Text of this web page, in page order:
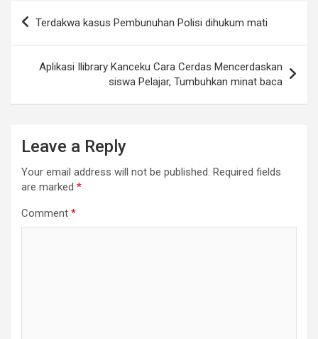
Post
Terdakwa kasus Pembunuhan Polisi dihukum mati
Aplikasi Ilibrary Kanceku Cara Cerdas Mencerdaskan
siswa Pelajar, Tumbuhkan minat baca
Leave a Reply
Your email address will not be published. Required fields
are marked *
Comment *